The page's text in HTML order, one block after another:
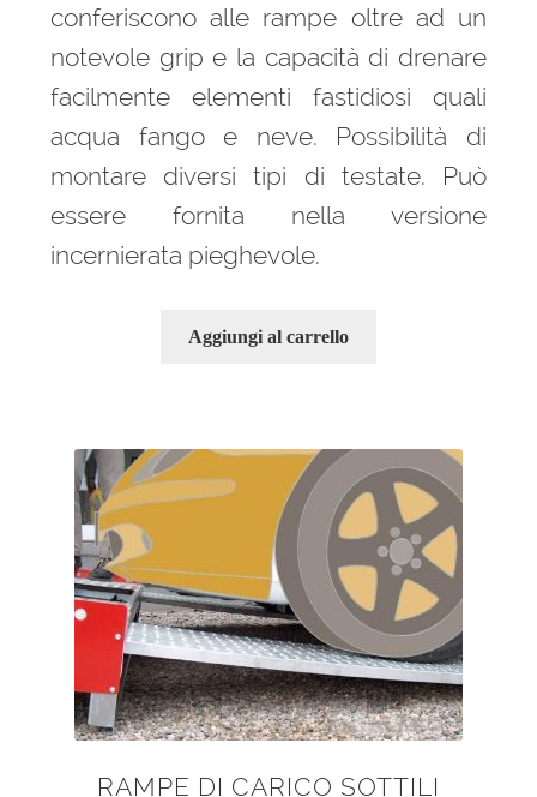
conferiscono alle rampe oltre ad un
notevole grip e la capacità di drenare
facilmente elementi fastidiosi quali
acqua fango e neve. Possibilità di
montare diversi tipi di testate. Può
essere fornita nella versione
incernierata pieghevole.
Aggiungi al carrello
RAMPE DI CARICO SOTTILI